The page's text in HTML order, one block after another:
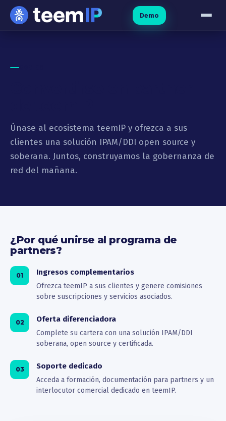
Ir al contenido
Demo
Únase al ecosistema teemIP y ofrezca a sus
clientes una solución IPAM/DDI open source y
soberana. Juntos, construyamos la gobernanza de
red del mañana.
¿Por qué unirse al programa de
partners?
01 Ingresos complementarios
Ofrezca teemIP a sus clientes y genere comisiones
sobre suscripciones y servicios asociados.
02 Oferta diferenciadora
Complete su cartera con una solución IPAM/DDI
soberana, open source y certificada.
03 Soporte dedicado
Acceda a formación, documentación para partners y un
interlocutor comercial dedicado en teemIP.